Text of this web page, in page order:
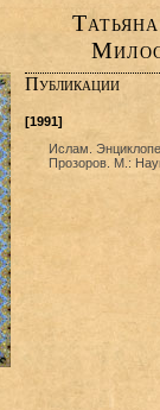
Публикации
[1991]
Ислам.
Прозоров. М.: